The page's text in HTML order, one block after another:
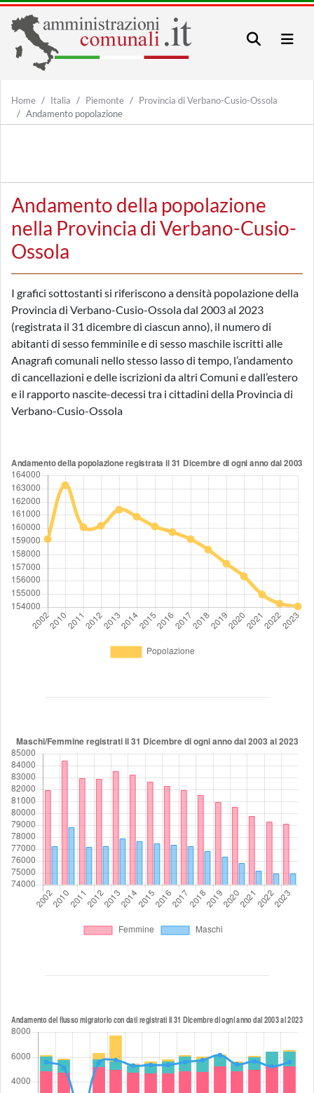
Home Italia Piemonte
Provincia di Verbano-Cusio-Ossola
Andamento popolazione
Andamento della popolazione
nella Provincia di Verbano-Cusio-
Ossola
I grafici sottostanti si riferiscono a densità popolazione della
Provincia di Verbano-Cusio-Ossola dal 2003 al 2023
(registrata il 31 dicembre di ciascun anno), il numero di
abitanti di sesso femminile e di sesso maschile iscritti alle
Anagrafi comunali nello stesso lasso di tempo, l’andamento
di cancellazioni e delle iscrizioni da altri Comuni e dall’estero
e il rapporto nascite-decessi tra i cittadini della Provincia di
Verbano-Cusio-Ossola